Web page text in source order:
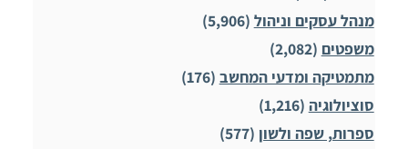
מנהל עסקים וניהול (5,906)
משפטים (2,082)
מתמטיקה ומדעי המחשב (176)
סוציולוגיה (1,216)
ספרות, שפה ולשון (577)